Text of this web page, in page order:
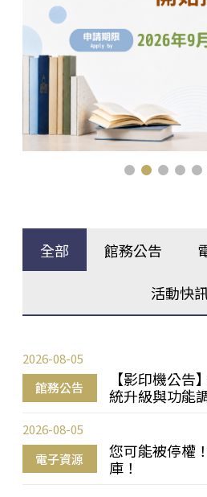
全部 館務公告
活動快
館務公告
【影印機公告
統升級與功能
2026-08-05
電子資源
您可能被停權
庫！
2026-08-05